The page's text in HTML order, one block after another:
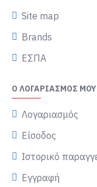
Site map
Brands
ΕΣΠΑ
Ο ΛΟΓΑΡΙΑΣΜΌΣ ΜΟΥ
Λογαριασμός
Είσοδος
Ιστορικό
Εγγραφή